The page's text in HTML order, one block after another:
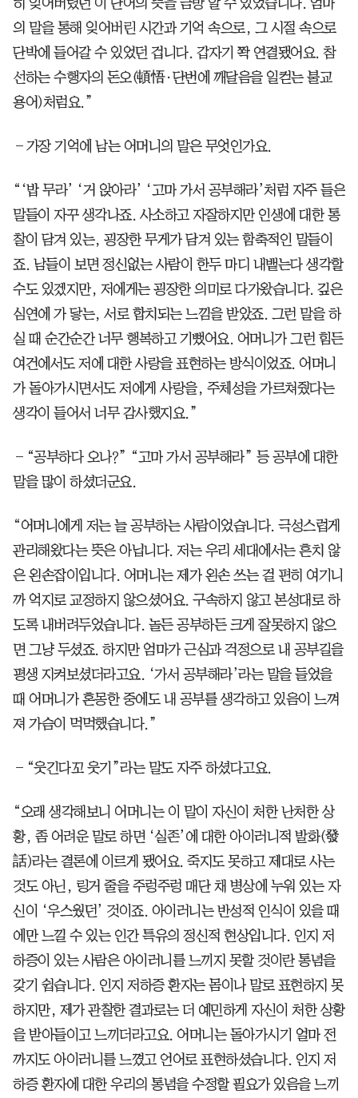
히 잊어버렸던 이 단어의 뜻을 금방 알 수 있었습니다. 엄마
의 말을 통해 잊어버린 시간과 기억 속으로, 그 시절 속으로
단박에 들어갈 수 있었던 겁니다. 갑자기 쫙 연결됐어요. 참
선하는 수행자의 돈오(頓悟·단번에 깨달음을 일컫는 불교
용어)처럼요.”
―가장 기억에 남는 어머니의 말은 무엇인가요.
“‘밥 무라’ ‘거 앉아라’ ‘고마 가서 공부해라’처럼 자주 들은
말들이 자꾸 생각나죠. 사소하고 자잘하지만 인생에 대한 통
찰이 담겨 있는, 굉장한 무게가 담겨 있는 함축적인 말들이
죠. 남들이 보면 정신없는 사람이 한두 마디 내뱉는다 생각할
수도 있겠지만, 저에게는 굉장한 의미로 다가왔습니다. 깊은
심연에 가 닿는, 서로 합치되는 느낌을 받았죠. 그런 말을 하
실 때 순간순간 너무 행복하고 기뻤어요. 어머니가 그런 힘든
여건에서도 저에 대한 사랑을 표현하는 방식이었죠. 어머니
가 돌아가시면서도 저에게 사랑을, 주체성을 가르쳐줬다는
생각이 들어서 너무 감사했지요.”
―“공부하다 오나?” “고마 가서 공부해라” 등 공부에 대한
말을 많이 하셨더군요.
“어머니에게 저는 늘 공부하는 사람이었습니다. 극성스럽게
관리해왔다는 뜻은 아닙니다. 저는 우리 세대에서는 흔치 않
은 왼손잡이입니다. 어머니는 제가 왼손 쓰는 걸 편히 여기니
까 억지로 교정하지 않으셨어요. 구속하지 않고 본성대로 하
도록 내버려두었습니다. 놀든 공부하든 크게 잘못하지 않으
면 그냥 두셨죠. 하지만 엄마가 근심과 걱정으로 내 공부길을
평생 지켜보셨더라고요. ‘가서 공부해라’라는 말을 들었을
때 어머니가 혼몽한 중에도 내 공부를 생각하고 있음이 느껴
져 가슴이 먹먹했습니다.”
―“웃긴다꼬 웃기”라는 말도 자주 하셨다고요.
“오래 생각해보니 어머니는 이 말이 자신이 처한 난처한 상
황, 좀 어려운 말로 하면 ‘실존’에 대한 아이러니적 발화(發
話)라는 결론에 이르게 됐어요. 죽지도 못하고 제대로 사는
것도 아닌, 링거 줄을 주렁주렁 매단 채 병상에 누워 있는 자
신이 ‘우스웠던’ 것이죠. 아이러니는 반성적 인식이 있을 때
에만 느낄 수 있는 인간 특유의 정신적 현상입니다. 인지 저
하증이 있는 사람은 아이러니를 느끼지 못할 것이란 통념을
갖기 쉽습니다. 인지 저하증 환자는 몸이나 말로 표현하지 못
하지만, 제가 관찰한 결과로는 더 예민하게 자신이 처한 상황
을 받아들이고 느끼더라고요. 어머니는 돌아가시기 얼마 전
까지도 아이러니를 느꼈고 언어로 표현하셨습니다. 인지 저
하증 환자에 대한 우리의 통념을 수정할 필요가 있음을 느끼